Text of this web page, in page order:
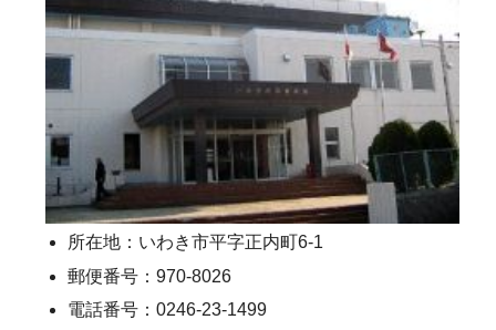
所在地：いわき市平字正内町6-1
郵便番号：970-8026
電話番号：0246-23-1499